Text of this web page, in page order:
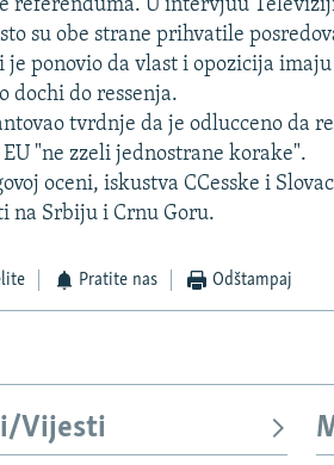
referenduma. U intervjuu
su obe strane prihvatile
je ponovio da vlast i opozicija
dochi do ressenja.
tvrdnje da je odlucceno da
"ne zzeli jednostrane korake".
oceni, iskustva CCesske i
na Srbiju i Crnu Goru.
Pratite nas Odštampaj
Vijesti